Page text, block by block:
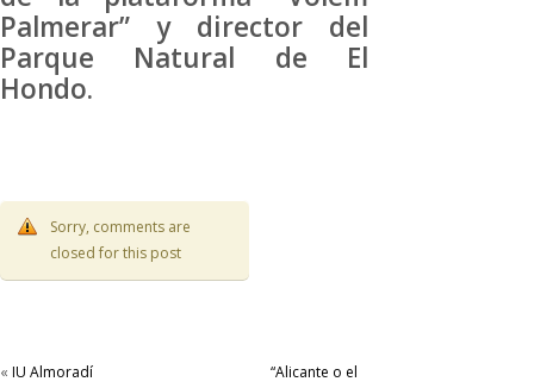
Palmerar” y director del
Parque Natural de El
Hondo.
Sorry, comments are
closed for this post
« IU Almoradí
“Alicante o el